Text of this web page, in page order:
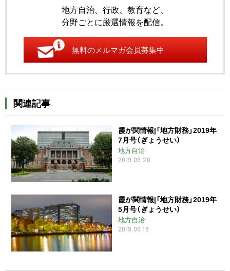
地方自治、行政、教育など、
分野ごとに厳選情報を配信。
無料のメルマガ会員募集中
関連記事
霞が関情報|「地方財務」2019年
7月号（ぎょうせい）
地方自治
2019.09.20
霞が関情報|「地方財務」2019年
5月号（ぎょうせい）
地方自治
2019.09.18